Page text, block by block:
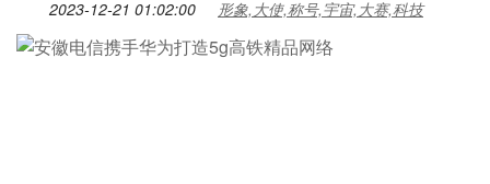
2023-12-21 01:02:00 形象,大使,称号,宇宙,大赛,科技